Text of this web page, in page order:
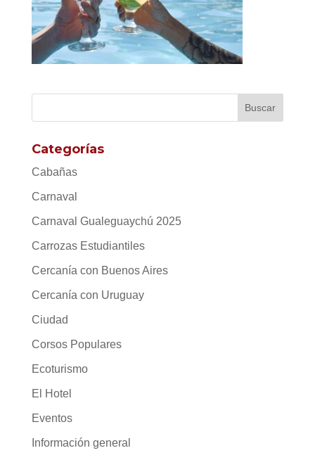
Categorías
Cabañas
Carnaval
Carnaval Gualeguaychú 2025
Carrozas Estudiantiles
Cercanía con Buenos Aires
Cercanía con Uruguay
Ciudad
Corsos Populares
Ecoturismo
El Hotel
Eventos
Información general